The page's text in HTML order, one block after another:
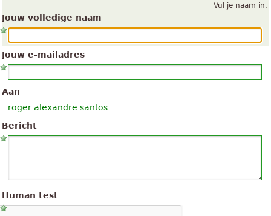
Vul je naam in.
Jouw volledige naam
Jouw e-mailadres
Aan
roger alexandre santos
Bericht
Human test